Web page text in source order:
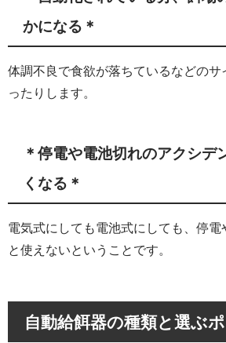
かになる＊
体調不良で食欲が落ちているなどのサ
ったりします。
＊停電や電池切れのアクシデ
くなる＊
電気式にしても電池式にしても、停電
と使えないということです。
自動給餌器の種類と選ぶ